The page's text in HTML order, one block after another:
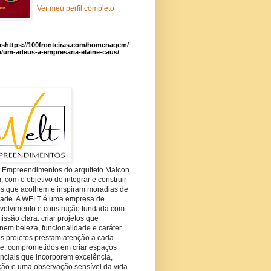
Ver meu perfil completo
100fronteiras.com/homenagem/
um-adeus-a-empresaria-elaine-caus/
Empreendimentos do arquiteto Maicon
com o objetivo de integrar e construir
que acolhem e inspiram moradias de
A WELT é uma empresa de
e construção fundada com
clara: criar projetos que
beleza, funcionalidade e caráter.
projetos prestam atenção a cada
comprometidos em criar espaços
que incorporem excelência,
e uma observação sensível da vida